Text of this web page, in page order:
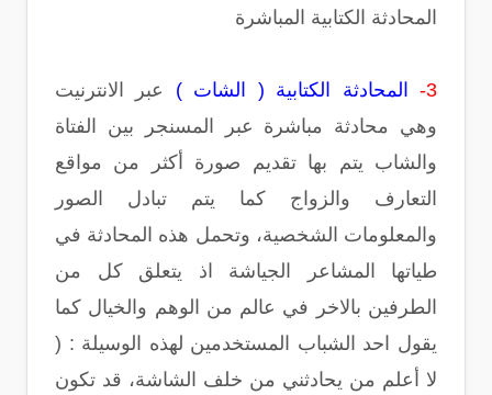
المحادثة الكتابية المباشرة
3- المحادثة الكتابية ( الشات )
عبر الانترنيت
وهي محادثة مباشرة عبر المسنجر بين الفتاة
والشاب يتم بها تقديم صورة أكثر من مواقع
التعارف والزواج كما يتم تبادل الصور
والمعلومات الشخصية، وتحمل هذه المحادثة في
طياتها المشاعر الجياشة اذ يتعلق كل من
الطرفين بالاخر في عالم من الوهم والخيال كما
يقول احد الشباب المستخدمين لهذه الوسيلة : (
لا أعلم من يحادثني من خلف الشاشة، قد تكون